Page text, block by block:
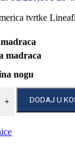
tvrtke
madraca
nogu
+ DODAJ U